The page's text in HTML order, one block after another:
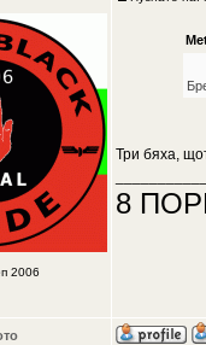
2006
Три бяха,
8